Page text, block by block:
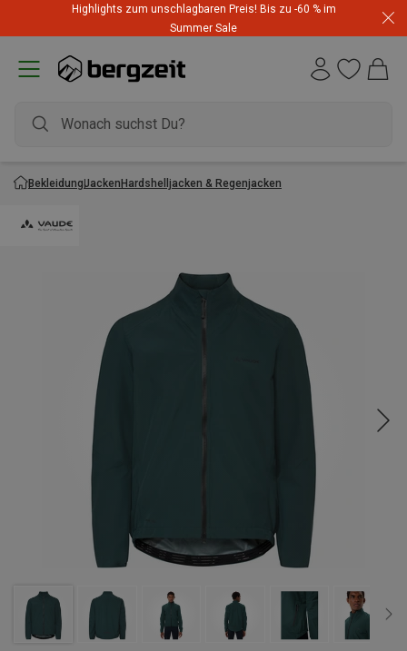
Highlights zum unschlagbaren Preis! Bis zu -60 % im
Summer Sale
BekleidungJackenHardshelljacken & Regenjacken